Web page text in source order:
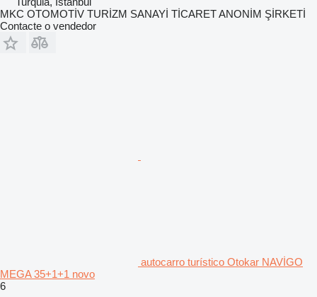
MKC OTOMOTİV TURİZM SANAYİ TİCARET ANONİM ŞİRKETİ
Contacte o vendedor
autocarro turístico Otokar NAVİGO
MEGA 35+1+1 novo
6